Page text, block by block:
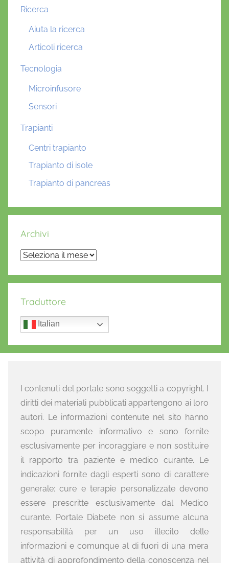
Ricerca
Aiuta la ricerca
Articoli ricerca
Tecnologia
Microinfusore
Sensori
Trapianti
Centri trapianto
Trapianto di isole
Trapianto di pancreas
Archivi
Archivi
Traduttore
Italian
I contenuti del portale sono soggetti a copyright. I
diritti dei materiali pubblicati appartengono ai loro
autori. Le informazioni contenute nel sito hanno
scopo puramente informativo e sono fornite
esclusivamente per incoraggiare e non sostituire
il rapporto tra paziente e medico curante. Le
indicazioni fornite dagli esperti sono di carattere
generale: cure e terapie personalizzate devono
essere prescritte esclusivamente dal Medico
curante. Portale Diabete non si assume alcuna
responsabilità per un uso illecito delle
informazioni e comunque al di fuori di una mera
attività di approfondimento della conoscenza nel